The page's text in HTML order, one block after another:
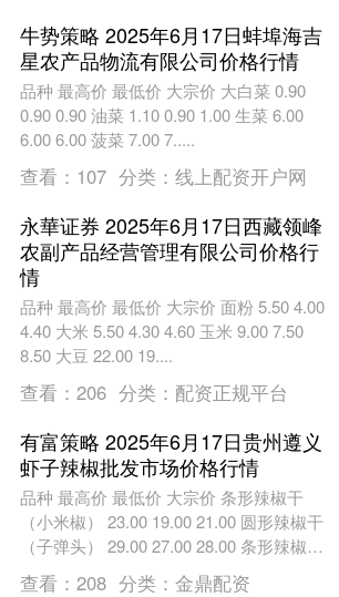
牛势策略 2025年6月17日蚌埠海吉
星农产品物流有限公司价格行情
品种 最高价 最低价 大宗价 大白菜 0.90
0.90 0.90 油菜 1.10 0.90 1.00 生菜 6.00
6.00 6.00 菠菜 7.00 7.....
查看： 107 分类： 线上配资开户网
永華证券 2025年6月17日西藏领峰
农副产品经营管理有限公司价格行
情
品种 最高价 最低价 大宗价 面粉 5.50 4.00
4.40 大米 5.50 4.30 4.60 玉米 9.00 7.50
8.50 大豆 22.00 19....
查看： 206 分类： 配资正规平台
有富策略 2025年6月17日贵州遵义
虾子辣椒批发市场价格行情
品种 最高价 最低价 大宗价 条形辣椒干
（小米椒） 23.00 19.00 21.00 圆形辣椒干
（子弹头） 29.00 27.00 28.00 条形辣椒干
（二....
查看： 208 分类： 金鼎配资